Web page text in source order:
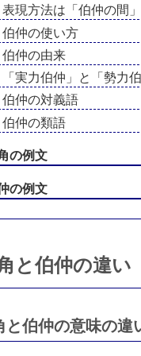
表現方法は「伯仲の間
伯仲の使い方
伯仲の由来
「実力伯仲」と「勢力
伯仲の対義語
伯仲の類語
の例文
の例文
と伯仲の違い
と伯仲の意味の違